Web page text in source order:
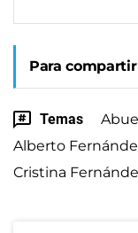
Para
Temas
Alberto
Cristina